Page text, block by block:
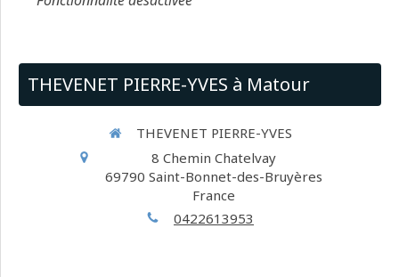
THEVENET PIERRE-YVES à Matour
THEVENET PIERRE-YVES
8 Chemin Chatelvay
69790 Saint-Bonnet-des-Bruyères
France
0422613953